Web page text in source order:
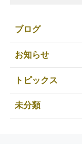
ブログ
お知らせ
トピックス
未分類